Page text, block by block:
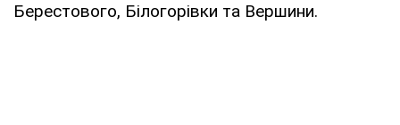
Берестового, Білогорівки та Вершини.